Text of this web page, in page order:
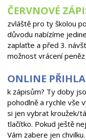
ČERVNOVÉ
zvláště pro ty školou
důvodu nabízíme
zaplaťte a před 3.
možnost vrácení
ONLINE
k zápisům? Ty doby
pohodlně a rychle vše
si jen vybrat kroužek/
tlačítko. Pokud ještě
Vám zabere jen